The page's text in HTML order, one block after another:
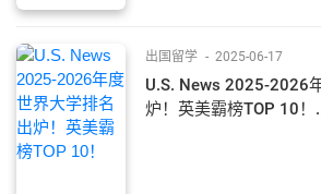
出国留学 - 2025-06-17
U.S. News 2025-2026
炉！英美霸榜TOP 10！